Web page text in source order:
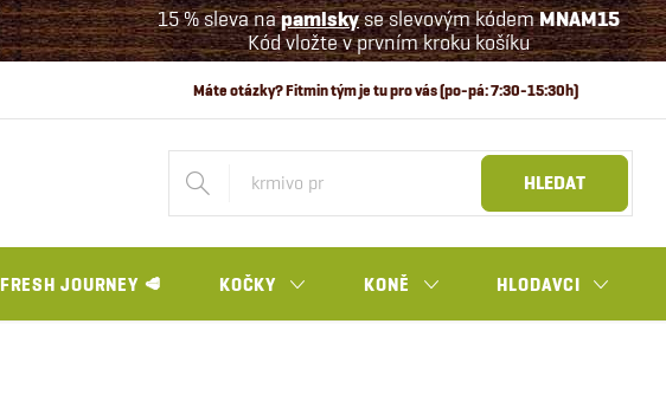
15 % sleva napamlskyse slevovým kódemMNAM15
Kód vložte v prvním kroku košíku
HLEDAT
FRESH JOURNEY 🥩 KOČKY KONĚ HLODAVCI